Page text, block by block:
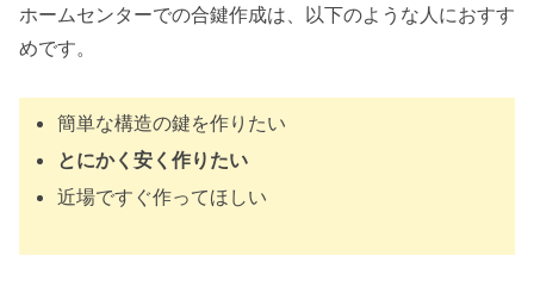
ホームセンターでの合鍵作成は、以下のような人におすす
めです。
簡単な構造の鍵を作りたい
とにかく安く作りたい
近場ですぐ作ってほしい